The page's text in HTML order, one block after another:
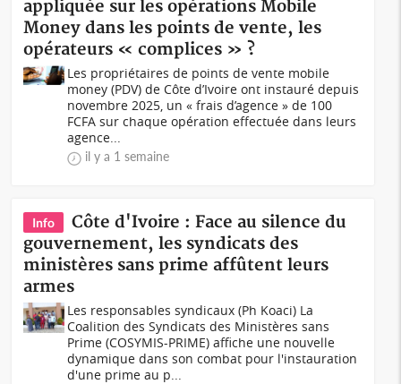
appliquée sur les opérations Mobile
Money dans les points de vente, les
opérateurs « complices » ?
Les propriétaires de points de vente mobile
money (PDV) de Côte d’Ivoire ont instauré depuis
novembre 2025, un « frais d’agence » de 100
FCFA sur chaque opération effectuée dans leurs
agence...
il y a 1 semaine
Info
Côte d'Ivoire : Face au silence du
gouvernement, les syndicats des
ministères sans prime affûtent leurs
armes
Les responsables syndicaux (Ph Koaci) La
Coalition des Syndicats des Ministères sans
Prime (COSYMIS-PRIME) affiche une nouvelle
dynamique dans son combat pour l'instauration
d'une prime au p...